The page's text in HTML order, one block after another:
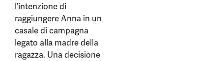
l’intenzione di
raggiungere Anna in un
casale di campagna
legato alla madre della
ragazza. Una decisione